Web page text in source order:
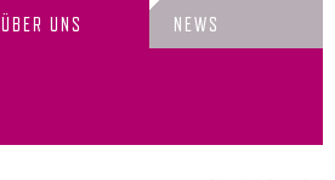
ÜBER UNS NEWS